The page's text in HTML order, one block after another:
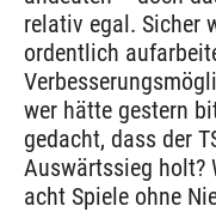
relativ egal. Sicher
ordentlich
wer hätte gestern
gedacht, dass der
Auswärtssieg holt?
acht Spiele ohne